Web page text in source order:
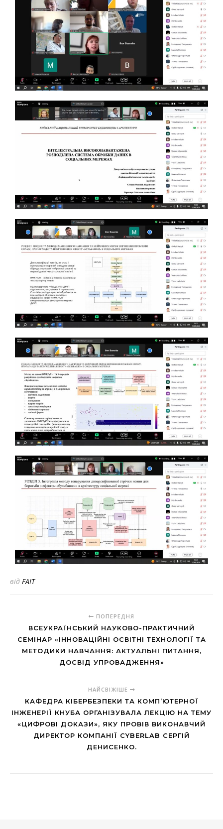
від FAIT
ПОПЕРЕДНЯ
ВСЕУКРАЇНСЬКИЙ НАУКОВО-ПРАКТИЧНИЙ
СЕМІНАР «ІННОВАЦІЙНІ ОСВІТНІ ТЕХНОЛОГІЇ ТА
МЕТОДИКИ НАВЧАННЯ: АКТУАЛЬНІ ПИТАННЯ,
ДОСВІД УПРОВАДЖЕННЯ»
НАЙСВІЖІШЕ
КАФЕДРА КІБЕРБЕЗПЕКИ ТА КОМП’ЮТЕРНОЇ
ІНЖЕНЕРІЇ КНУБА ОРГАНІЗУВАЛА ЛЕКЦІЮ НА ТЕМУ
«ЦИФРОВІ ДОКАЗИ», ЯКУ ПРОВІВ ВИКОНАВЧИЙ
ДИРЕКТОР КОМПАНІЇ CYBERLAB СЕРГІЙ
ДЕНИСЕНКО.